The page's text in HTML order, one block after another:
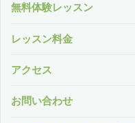
無料体験レッスン
レッスン料金
アクセス
お問い合わせ